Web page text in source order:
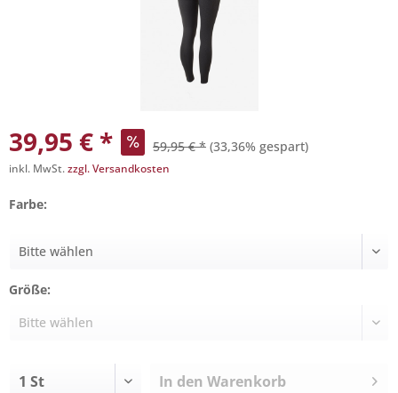
39,95 € * 59,95 € * (33,36% gespart)
inkl. MwSt.zzgl. Versandkosten
Farbe:
Größe:
In den Warenkorb